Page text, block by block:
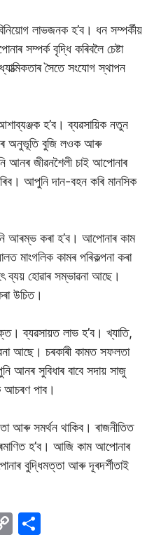
লাভজনক হ’ব। ধন সম্পৰ্কীয়
সম্পৰ্ক বৃদ্ধি কৰিবলৈ চেষ্টা
সৈতে সংযোগ স্থাপন
হ’ব। ব্যৱসায়িক নতুন
অনুভূতি বুজি লওক আৰু
জীৱনশৈলী চাই আপোনাৰ
আপুনি দান-বহন কৰি মানসিক
আৰম্ভ কৰা হ’ব। আপোনাৰ কাম
মাংগলিক কামৰ পৰিকল্পনা কৰা
ব্যয় হোৱাৰ সম্ভাৱনা আছে।
উচিত।
ব্যৱসায়ত লাভ হ’ব। খ্যাতি,
আছে। চৰকাৰী কামত সফলতা
আনৰ সুবিধাৰ বাবে সদায় সাজু
আচৰণ পাব।
আৰু সমৰ্থন থাকিব। ৰাজনীতিত
হ’ব। আজি কাম আপোনাৰ
বুদ্ধিমত্তা আৰু দূৰদৰ্শীতাই
C